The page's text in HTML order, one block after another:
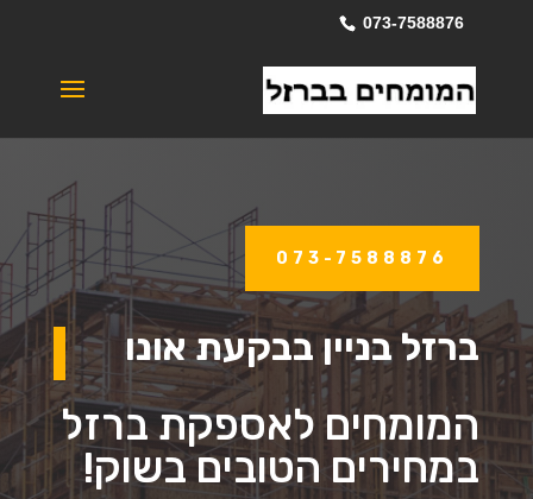
073-7588876
073-7588876
ברזל בניין בבקעת אונו
המומחים לאספקת ברזל
במחירים הטובים בשוק!